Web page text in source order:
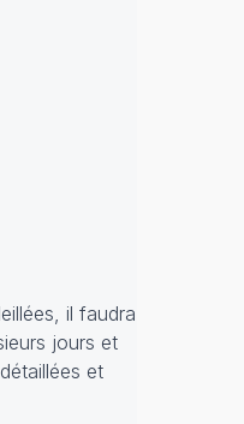
il faudra
jours et
et